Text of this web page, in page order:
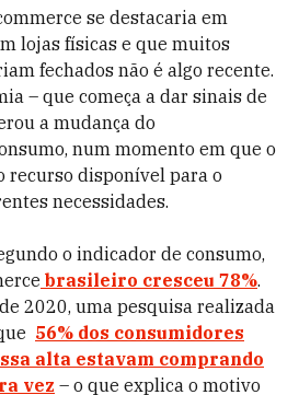
se destacaria em
lojas físicas e que muitos
fechados não é algo recente.
– que começa a dar sinais de
a mudança do
num momento em que o
recurso disponível para o
necessidades.
o indicador de consumo,
brasileiro cresceu 78%.
2020, uma pesquisa realizada
56% dos consumidores
alta estavam comprando
vez – o que explica o motivo